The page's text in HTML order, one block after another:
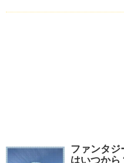
ファンタジ
はいつから